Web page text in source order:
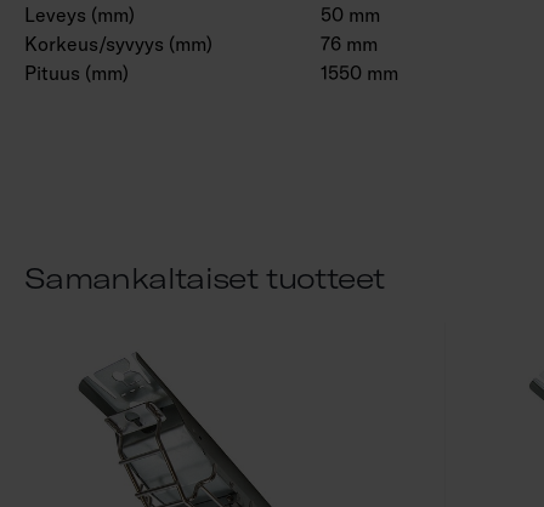
Leveys (mm)
50 mm
Korkeus/syvyys (mm)
76 mm
Pituus (mm)
1550 mm
Samankaltaiset tuotteet